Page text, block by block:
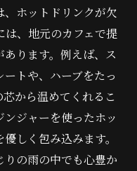
ホットドリンクが欠
、地元のカフェで提
ります。例えば、ス
トや、ハーブをたっ
から温めてくれるこ
ジャーを使ったホッ
しく包み込みます。
りの雨の中でも心豊か